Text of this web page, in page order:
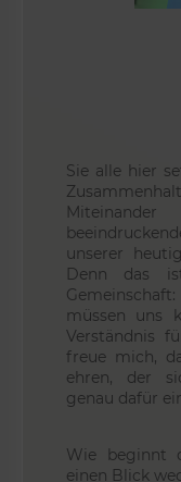
Sie alle hier
unserer
Denn das
müssen uns
Verständnis
freue mich,
ehren, der
genau dafür
Wie beginnt
einen Blick